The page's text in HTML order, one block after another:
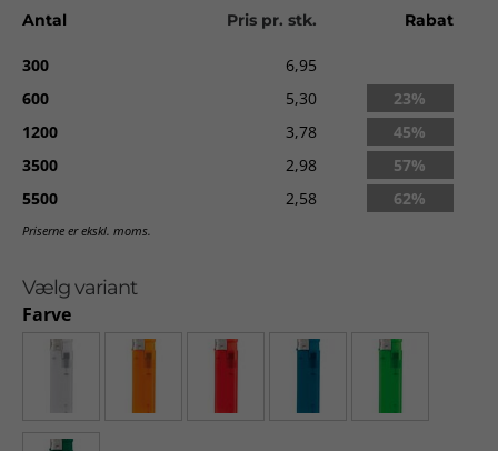
Levering:
ca. 3-4 uger fra godkendt ordre.
Antal Pris pr. stk. Rabat
300
6,95
600
5,30
23%
1200
3,78
45%
3500
2,98
57%
5500
2,58 62%
Priserne er ekskl. moms.
Vælg variant
Farve